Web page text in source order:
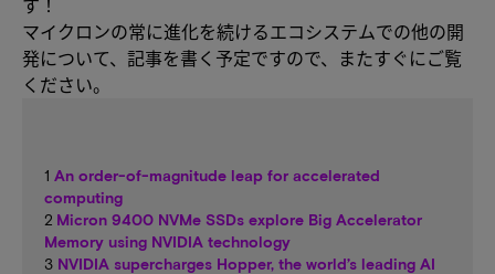
す！
マイクロンの常に進化を続けるエコシステムでの他の開
発について、記事を書く予定ですので、またすぐにご覧
ください。
1 An order-of-magnitude leap for accelerated
computing
2 Micron 9400 NVMe SSDs explore Big Accelerator
Memory using NVIDIA technology
3 NVIDIA supercharges Hopper, the world’s leading AI